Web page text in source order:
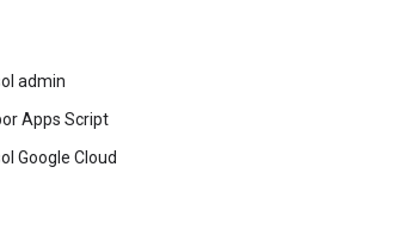
admin
Apps Script
Google Cloud